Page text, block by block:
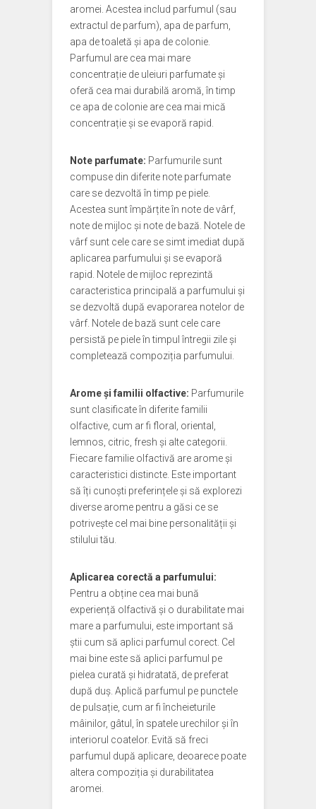
aromei. Acestea includ parfumul (sau
extractul de parfum), apa de parfum,
apa de toaletă și apa de colonie.
Parfumul are cea mai mare
concentrație de uleiuri parfumate și
oferă cea mai durabilă aromă, în timp
ce apa de colonie are cea mai mică
concentrație și se evaporă rapid.
Note parfumate: Parfumurile sunt
compuse din diferite note parfumate
care se dezvoltă în timp pe piele.
Acestea sunt împărțite în note de vârf,
note de mijloc și note de bază. Notele de
vârf sunt cele care se simt imediat după
aplicarea parfumului și se evaporă
rapid. Notele de mijloc reprezintă
caracteristica principală a parfumului și
se dezvoltă după evaporarea notelor de
vârf. Notele de bază sunt cele care
persistă pe piele în timpul întregii zile și
completează compoziția parfumului.
Arome și familii olfactive: Parfumurile
sunt clasificate în diferite familii
olfactive, cum ar fi floral, oriental,
lemnos, citric, fresh și alte categorii.
Fiecare familie olfactivă are arome și
caracteristici distincte. Este important
să îți cunoști preferințele și să explorezi
diverse arome pentru a găsi ce se
potrivește cel mai bine personalității și
stilului tău.
Aplicarea corectă a parfumului:
Pentru a obține cea mai bună
experiență olfactivă și o durabilitate mai
mare a parfumului, este important să
știi cum să aplici parfumul corect. Cel
mai bine este să aplici parfumul pe
pielea curată și hidratată, de preferat
după duș. Aplică parfumul pe punctele
de pulsație, cum ar fi încheieturile
mâinilor, gâtul, în spatele urechilor și în
interiorul coatelor. Evită să freci
parfumul după aplicare, deoarece poate
altera compoziția și durabilitatea
aromei.